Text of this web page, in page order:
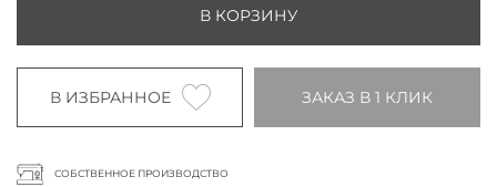
В КОРЗИНУ
В ИЗБРАННОЕ ЗАКАЗ В 1 КЛИК
СОБСТВЕННОЕ ПРОИЗВОДСТВО